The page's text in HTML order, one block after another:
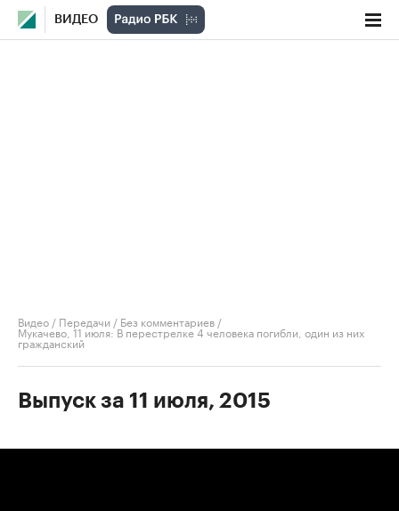
ВИДЕО
Видео / Передачи / Без комментариев /
Мукачево, 11 июля: В перестрелке 4 человека погибли, один из них
гражданский
Выпуск за 11 июля, 2015